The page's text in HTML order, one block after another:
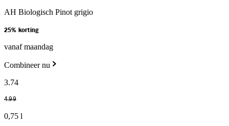
AH Biologisch Pinot grigio
25% korting
vanaf maandag
Combineer nu
3.74
4.99
0,75 l